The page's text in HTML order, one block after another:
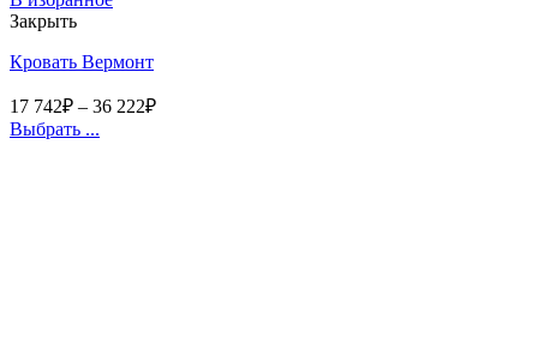
Закрыть
Кровать Вермонт
17 742₽ – 36 222₽
Выбрать ...